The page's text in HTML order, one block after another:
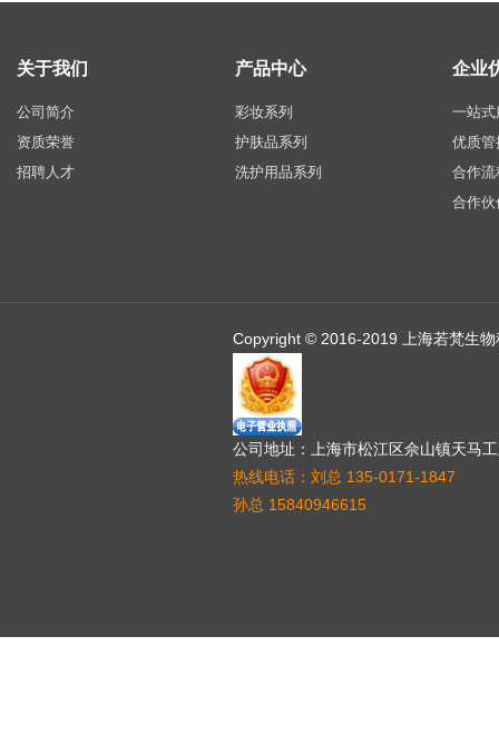
关于我们
公司简介
资质荣誉
招聘人才
产品中心
彩妆系列
护肤品系列
洗护用品系列
企业
一站
优质管
合作流
合作伙
Copyright © 2016-2019 上海若梵生
公司地址：上海市松江区佘山镇天马
热线电话：刘总 135-0171-1847
孙总 15840946615